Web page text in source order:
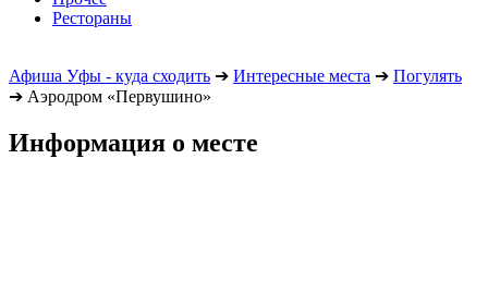
Рестораны
Афиша Уфы - куда сходить ➔ Интересные места ➔ Погулять
➔ Аэродром «Первушино»
Информация о месте